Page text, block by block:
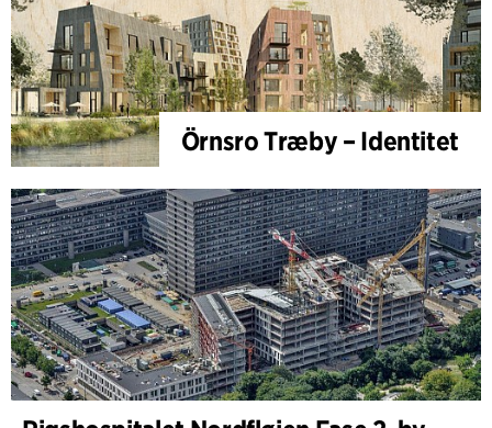
Örnsro Træby – Identitet